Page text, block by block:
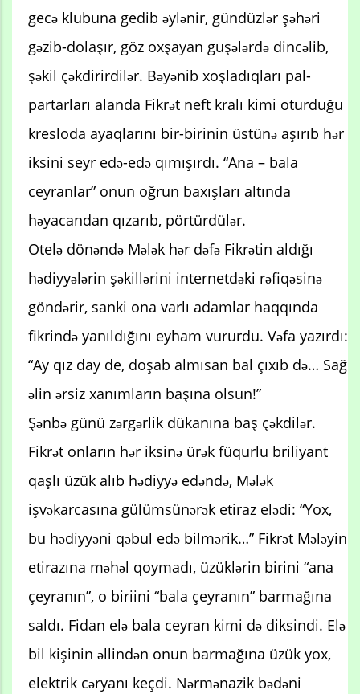
gecə klubuna gedib əylənir, gündüzlər şəhəri
gəzib-dolaşır, göz oxşayan guşələrdə dincəlib,
şəkil çəkdirirdilər. Bəyənib xoşladıqları pal-
partarları alanda Fikrət neft kralı kimi oturduğu
kresloda ayaqlarını bir-birinin üstünə aşırıb hər
iksini seyr edə-edə qımışırdı. “Ana – bala
ceyranlar” onun oğrun baxışları altında
həyacandan qızarıb, pörtürdülər.
Otelə dönəndə Mələk hər dəfə Fikrətin aldığı
hədiyyələrin şəkillərini internetdəki rəfiqəsinə
göndərir, sanki ona varlı adamlar haqqında
fikrində yanıldığını eyham vururdu. Vəfa yazırdı:
“Ay qız day de, doşab almısan bal çıxıb də… Sağ
əlin ərsiz xanımların başına olsun!”
Şənbə günü zərgərlik dükanına baş çəkdilər.
Fikrət onların hər iksinə ürək füqurlu briliyant
qaşlı üzük alıb hədiyyə edəndə, Mələk
işvəkarcasına gülümsünərək etiraz elədi: “Yox,
bu hədiyyəni qəbul edə bilmərik…” Fikrət Mələyin
etirazına məhəl qoymadı, üzüklərin birini “ana
çeyranın”, o biriini “bala çeyranın” barmağına
saldı. Fidan elə bala ceyran kimi də diksindi. Elə
bil kişinin əllindən onun barmağına üzük yox,
elektrik cəryanı keçdi. Nərmənazik bədəni